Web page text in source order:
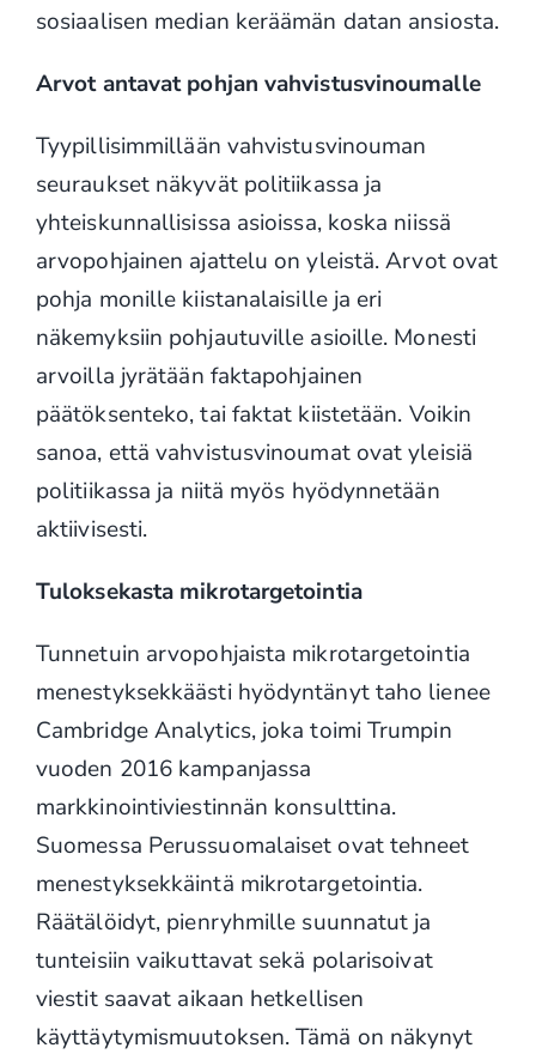
sosiaalisen median keräämän datan ansiosta.
Arvot antavat pohjan vahvistusvinoumalle
Tyypillisimmillään vahvistusvinouman
seuraukset näkyvät politiikassa ja
yhteiskunnallisissa asioissa, koska niissä
arvopohjainen ajattelu on yleistä. Arvot ovat
pohja monille kiistanalaisille ja eri
näkemyksiin pohjautuville asioille. Monesti
arvoilla jyrätään faktapohjainen
päätöksenteko, tai faktat kiistetään. Voikin
sanoa, että vahvistusvinoumat ovat yleisiä
politiikassa ja niitä myös hyödynnetään
aktiivisesti.
Tuloksekasta mikrotargetointia
Tunnetuin arvopohjaista mikrotargetointia
menestyksekkäästi hyödyntänyt taho lienee
Cambridge Analytics, joka toimi Trumpin
vuoden 2016 kampanjassa
markkinointiviestinnän konsulttina.
Suomessa Perussuomalaiset ovat tehneet
menestyksekkäintä mikrotargetointia.
Räätälöidyt, pienryhmille suunnatut ja
tunteisiin vaikuttavat sekä polarisoivat
viestit saavat aikaan hetkellisen
käyttäytymismuutoksen. Tämä on näkynyt